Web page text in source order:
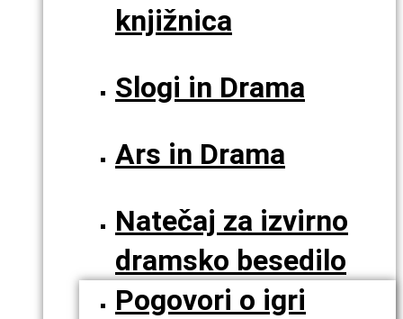
knjižnica
Slogi in Drama
Ars in Drama
Natečaj za izvirno
dramsko besedilo
Pogovori o igri